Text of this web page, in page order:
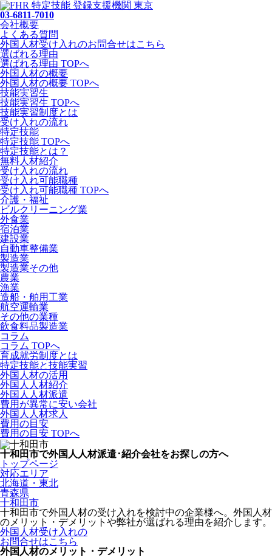
03-6811-7010
会社概要
よくある質問
外国人材受け入れのお問合せはこちら
選ばれる理由
選ばれる理由 TOPへ
外国人材の概要
外国人材の概要 TOPへ
技能実習生
技能実習生 TOPへ
技能実習制度とは
受け入れの流れ
特定技能
特定技能 TOPへ
特定技能とは？
無料人材紹介
受け入れの流れ
受け入れ可能職種
受け入れ可能職種 TOPへ
介護・福祉
ビルクリーニング業
外食業
宿泊業
建設業
自動車整備業
製造業
製造業その他
農業
漁業
造船・舶用工業
航空運輸業
その他の業種
飲食料品製造業
コラム
コラム TOPへ
育成就労制度とは
特定技能と技能実習
外国人材の活用
外国人人材紹介
外国人人材派遣
費用が異常に安い会社
外国人人材求人
費用の目安
費用の目安 TOPへ
十和田市で外国人人材派遣･紹介会社をお探しの方へ
トップページ
対応エリア
北海道・東北
青森県
十和田市
十和田市で外国人材の受け入れを検討中の企業様へ。外国人材
のメリット・デメリットや弊社が選ばれる理由を紹介します。
外国人材受け入れの
お問合せはこちら
外国人材のメリット・デメリット